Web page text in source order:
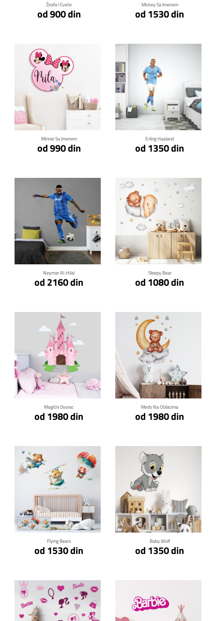
Žirafa I Cveće
od 900 din
Mickey Sa Imenom
od 1530 din
Minnie Sa Imenom
od 990 din
Klikni za detalje
Erling Haaland
od 1350 din
Klikni za detalje
Neymar Al-Hilal
od 2160 din
Klikni za detalje
Sleepy Bear
od 1080 din
Klikni za detalje
Magični Dvorac
od 1980 din
Klikni za detalje
Medo Na Oblacima
od 1980 din
Klikni za detalje
Flying Bears
od 1530 din
Klikni za detalje
Baby Wolf
od 1350 din
Klikni za detalje